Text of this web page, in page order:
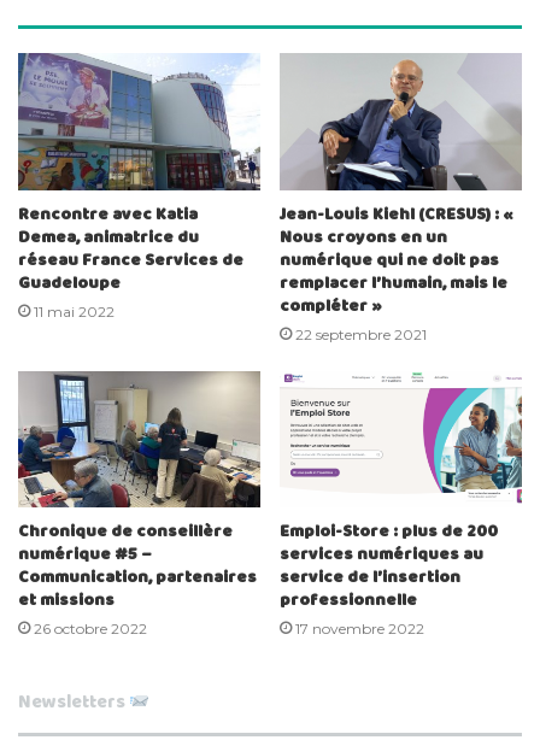
Rencontre avec Katia
Demea, animatrice du
réseau France Services de
Guadeloupe
11 mai 2022
Jean-Louis Kiehl (CRESUS) : «
Nous croyons en un
numérique qui ne doit pas
remplacer l’humain, mais le
compléter »
22 septembre 2021
Chronique de conseillère
numérique #5 –
Communication, partenaires
et missions
26 octobre 2022
Emploi-Store : plus de 200
services numériques au
service de l’insertion
professionnelle
17 novembre 2022
Newsletters